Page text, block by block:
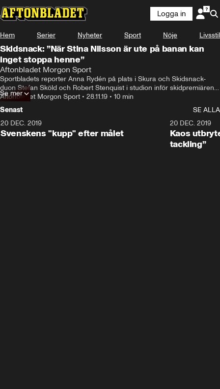
Logga in
Hem Serier Nyheter Sport Nöje Livsstil
Skidsnack: ”När Stina Nilsson är ute på banan kan
inget stoppa henne”
Aftonbladet Morgon Sport
Sportbladets reporter Anna Rydén på plats i Skura och Skidsnack-
duon Stefan Sköld och Robert Stenquist i studion inför skidpremiären i
helgen
Aftonbladet Morgon Sport • 28.11.19 • 10 min
Se mer
Senast
SE ALLA
20 DEC. 2019
Svenskens "kupp" efter målet
20 DEC. 2019
Kaos
tackling”